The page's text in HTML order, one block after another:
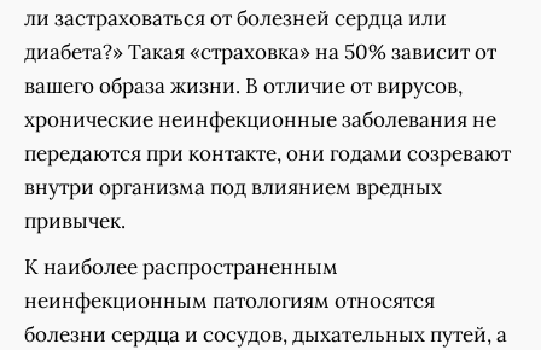
ли застраховаться от болезней сердца или
диабета?» Такая «страховка» на 50% зависит от
вашего образа жизни. В отличие от вирусов,
хронические неинфекционные заболевания не
передаются при контакте, они годами созревают
внутри организма под влиянием вредных
привычек.
К наиболее распространенным
неинфекционным патологиям относятся
болезни сердца и сосудов, дыхательных путей, а